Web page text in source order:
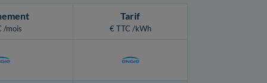
/mois
Tarif
€ TTC /kWh